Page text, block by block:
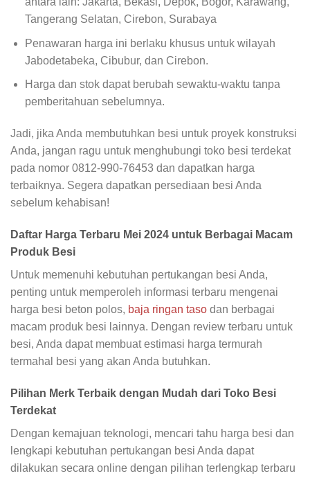
Tangerang Selatan, Cirebon, Surabaya
Penawaran harga ini berlaku khusus untuk wilayah
Jabodetabeka, Cibubur, dan Cirebon.
Harga dan stok dapat berubah sewaktu-waktu tanpa
pemberitahuan sebelumnya.
Jadi, jika Anda membutuhkan besi untuk proyek konstruksi
Anda, jangan ragu untuk menghubungi toko besi terdekat
pada nomor 0812-990-76453 dan dapatkan harga
terbaiknya. Segera dapatkan persediaan besi Anda
sebelum kehabisan!
Daftar Harga Terbaru Mei 2024 untuk Berbagai Macam
Produk Besi
Untuk memenuhi kebutuhan pertukangan besi Anda,
penting untuk memperoleh informasi terbaru mengenai
harga besi beton polos, baja ringan taso dan berbagai
macam produk besi lainnya. Dengan review terbaru untuk
besi, Anda dapat membuat estimasi harga termurah
termahal besi yang akan Anda butuhkan.
Pilihan Merk Terbaik dengan Mudah dari Toko Besi
Terdekat
Dengan kemajuan teknologi, mencari tahu harga besi dan
lengkapi kebutuhan pertukangan besi Anda dapat
dilakukan secara online dengan pilihan terlengkap terbaru